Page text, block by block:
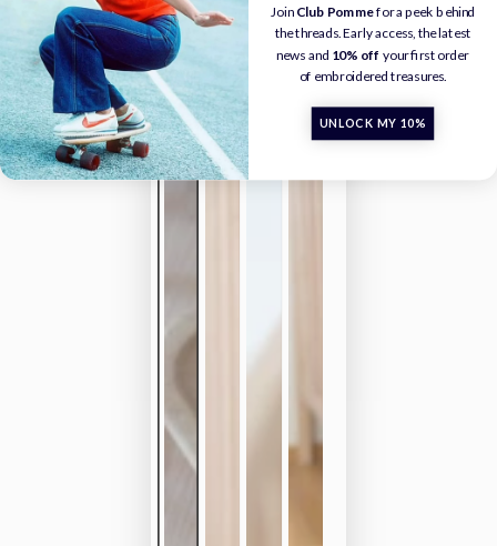
Join Club Pommefor a peek behind
the threads. Early access, the latest
news and 10% off your first order
of embroidered treasures.
UNLOCK MY 10%